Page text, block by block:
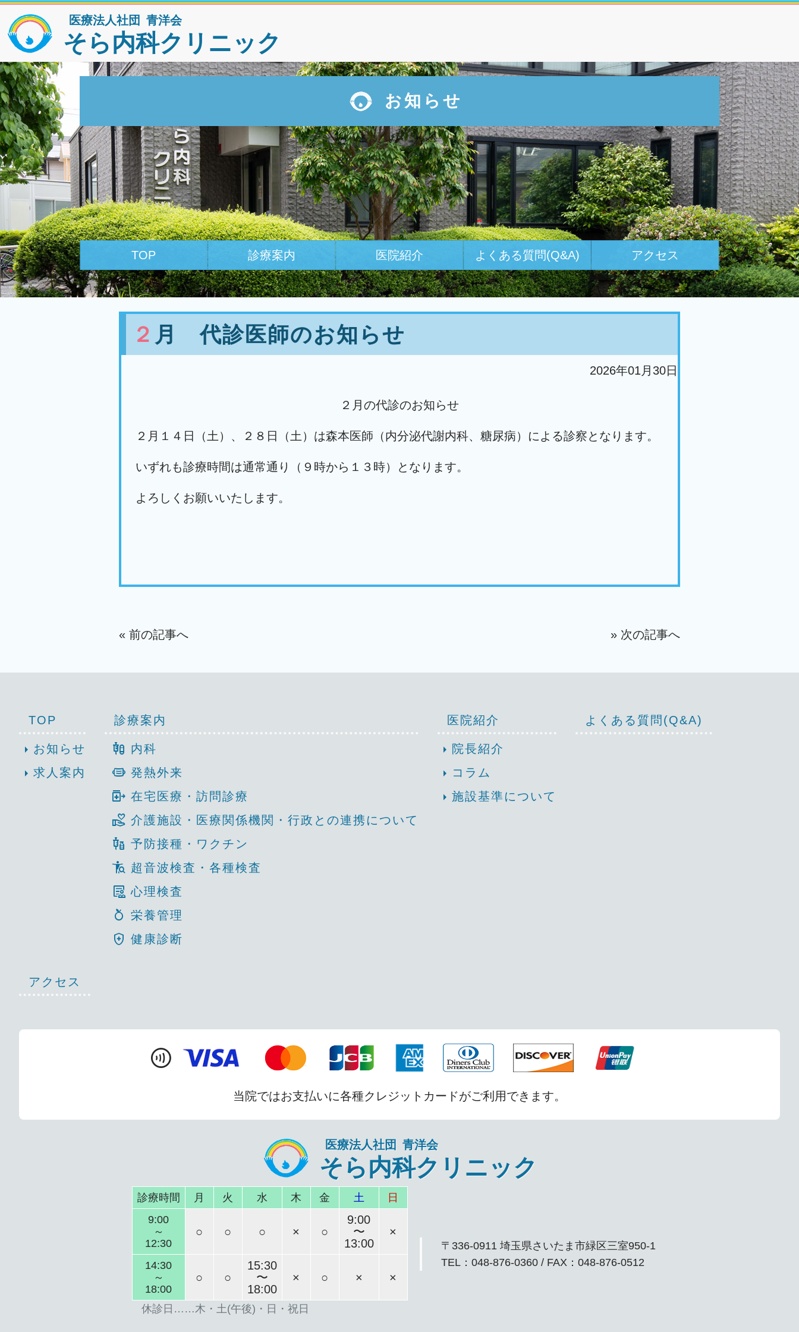
医療法人社団 青洋会
そら内科クリニック
TOP 診療案内 医院紹介 よくある質問(Q&A) アクセス
お知らせ
２月 代診医師のお知らせ
2026年01月30日
２月の代診のお知らせ
２月１４日（土）、２８日（土）は森本医師（内分泌代謝内科、糖尿病）による診察となります。
いずれも診療時間は通常通り（９時から１３時）となります。
よろしくお願いいたします。
« 前の記事へ » 次の記事へ
TOP
arrow_right お知らせ
arrow_right 求人案内
診療案内
mixture_med 内科
medical_mask 発熱外来
outpatient_med 在宅医療・訪問診療
volunteer_activism 介護施設・医療関係機関・行政との連携について
vaccines 予防接種・ワクチン
conditions 超音波検査・各種検査
clinical_notes 心理検査
nutrition 栄養管理
health_and_safety 健康診断
医院紹介
arrow_right 院長紹介
arrow_right コラム
arrow_right 施設基準について
よくある質問(Q&A)
アクセス
contactless
当院ではお支払いに各種クレジットカードがご利用できます。
医療法人社団 青洋会
そら内科クリニック
診療時間 月 火 水 木 金 土
日
9:00
～
12:30
○ ○ ○ × ○
9:00
〜
13:00
×
14:30
～
18:00
○ ○
15:30
〜
18:00
× ○ × ×
休診日……木・土(午後)・日・祝日
〒336-0911 埼玉県さいたま市緑区三室950-1
TEL：048-876-0360 / FAX：048-876-0512